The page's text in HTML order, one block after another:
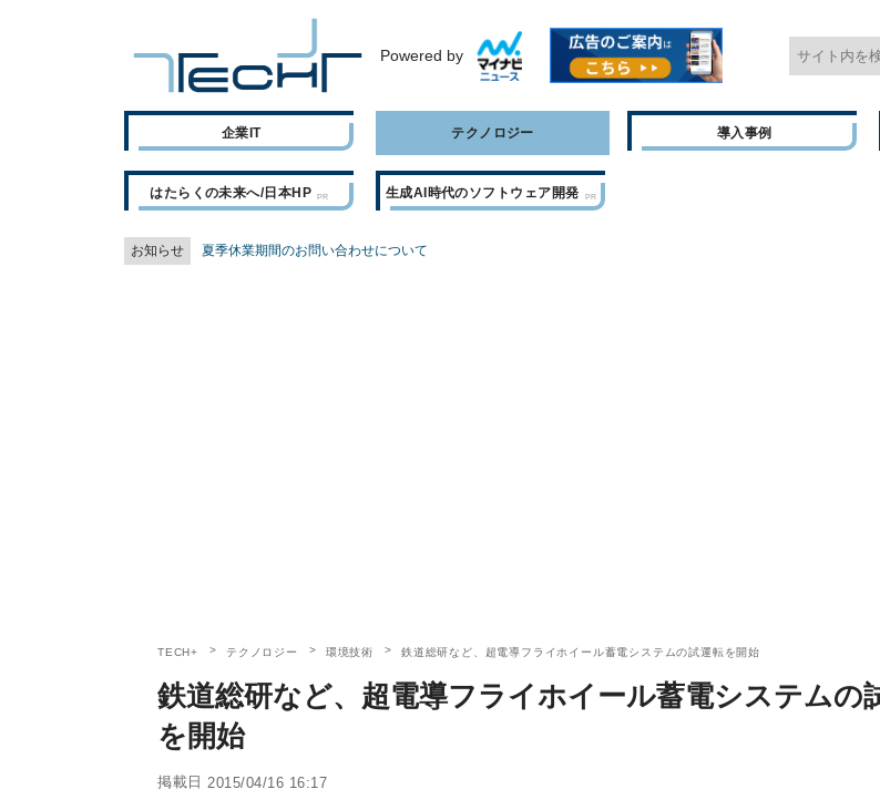
Powered by
企業IT テクノロジー 導入事例
はたらくの未来へ/日本HP 生成AI時代のソフトウェア開発
お知らせ 夏季休業期間のお問い合わせについて
TECH+ テクノロジー 環境技術 鉄道総研など、超電導フライホイール蓄電システムの試運転を開始
鉄道総研など、超電導フライホイール蓄電システムの
を開始
掲載日 2015/04/16 16:17